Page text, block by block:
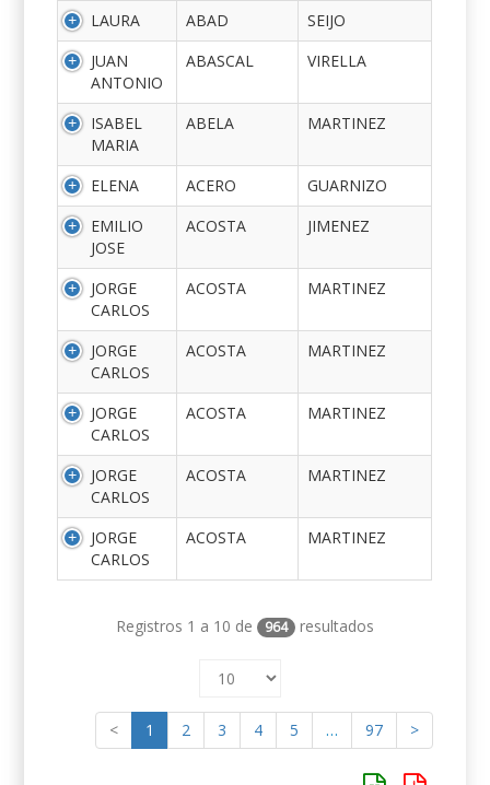
LAURA
ABAD
SEIJO
JUAN
ANTONIO
ABASCAL VIRELLA
ISABEL
MARIA
ABELA MARTINEZ
ELENA ACERO
GUARNIZO
EMILIO
JOSE
ACOSTA JIMENEZ
JORGE
CARLOS
ACOSTA MARTINEZ
JORGE
CARLOS
ACOSTA MARTINEZ
JORGE
CARLOS
ACOSTA MARTINEZ
JORGE
CARLOS
ACOSTA MARTINEZ
JORGE
CARLOS
ACOSTA MARTINEZ
Registros 1 a 10 de 964 resultados
< 1 2 3 4 5 … 97 >